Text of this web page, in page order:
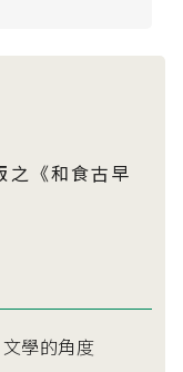
之《和食古早
學的角度